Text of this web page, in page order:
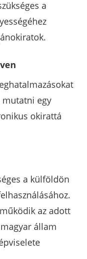
a
egy
okirattá
a külföldön
az adott
állam